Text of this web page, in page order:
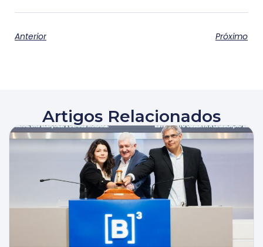
Anterior Próximo
Artigos Relacionados